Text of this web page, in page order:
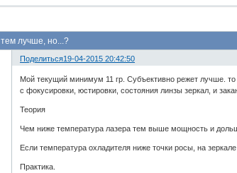
лучше, но...?
Поделиться19-04-2015 20:42:50
Мой текущий минимум 11 гр. Субъективно режет лучше.
с фокусировки, юстировки, состояния линзы зеркал, и
Теория
Чем ниже температура лазера тем выше мощность и
Если температура охладителя ниже точки росы, на
Практика.